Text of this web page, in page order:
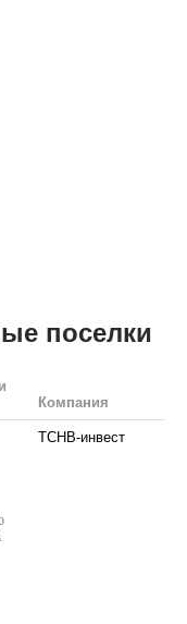
поселки
Компания
ТСНВ-инвест